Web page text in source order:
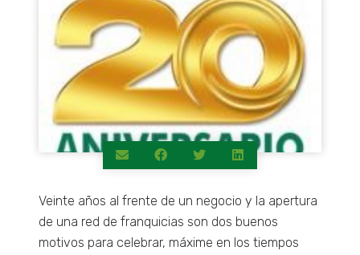
Veinte años al frente de un negocio y la apertura
de una red de franquicias son dos buenos
motivos para celebrar, máxime en los tiempos